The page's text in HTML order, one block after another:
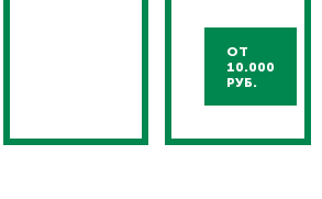
ОТ
10.000
РУБ.